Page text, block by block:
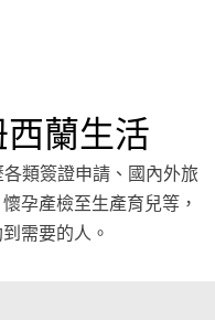
蘭生活
類簽證申請、國內外旅
孕產檢至生產育兒等，
需要的人。